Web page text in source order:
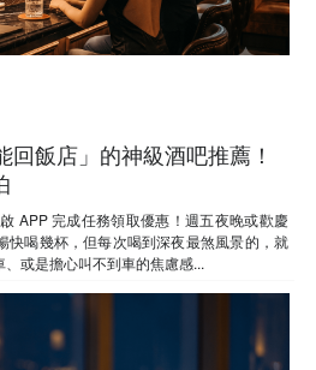
飯店」的神級酒吧推薦！
APP 完成任務領取優惠！週五夜晚或歡慶
快喝幾杯，但每次喝到深夜最煞風景的，就
或是擔心叫不到車的焦慮感...